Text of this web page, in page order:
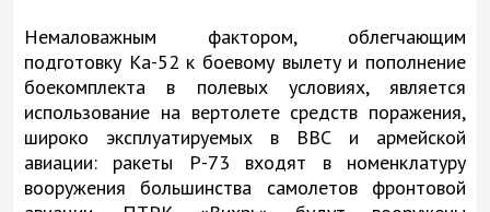
Немаловажным фактором, облегчающим
подготовку Ка-52 к боевому вылету и пополнение
боекомплекта в полевых условиях, является
использование на вертолете средств поражения,
широко эксплуатируемых в ВВС и армейской
авиации: ракеты Р-73 входят в номенклатуру
вооружения большинства самолетов фронтовой